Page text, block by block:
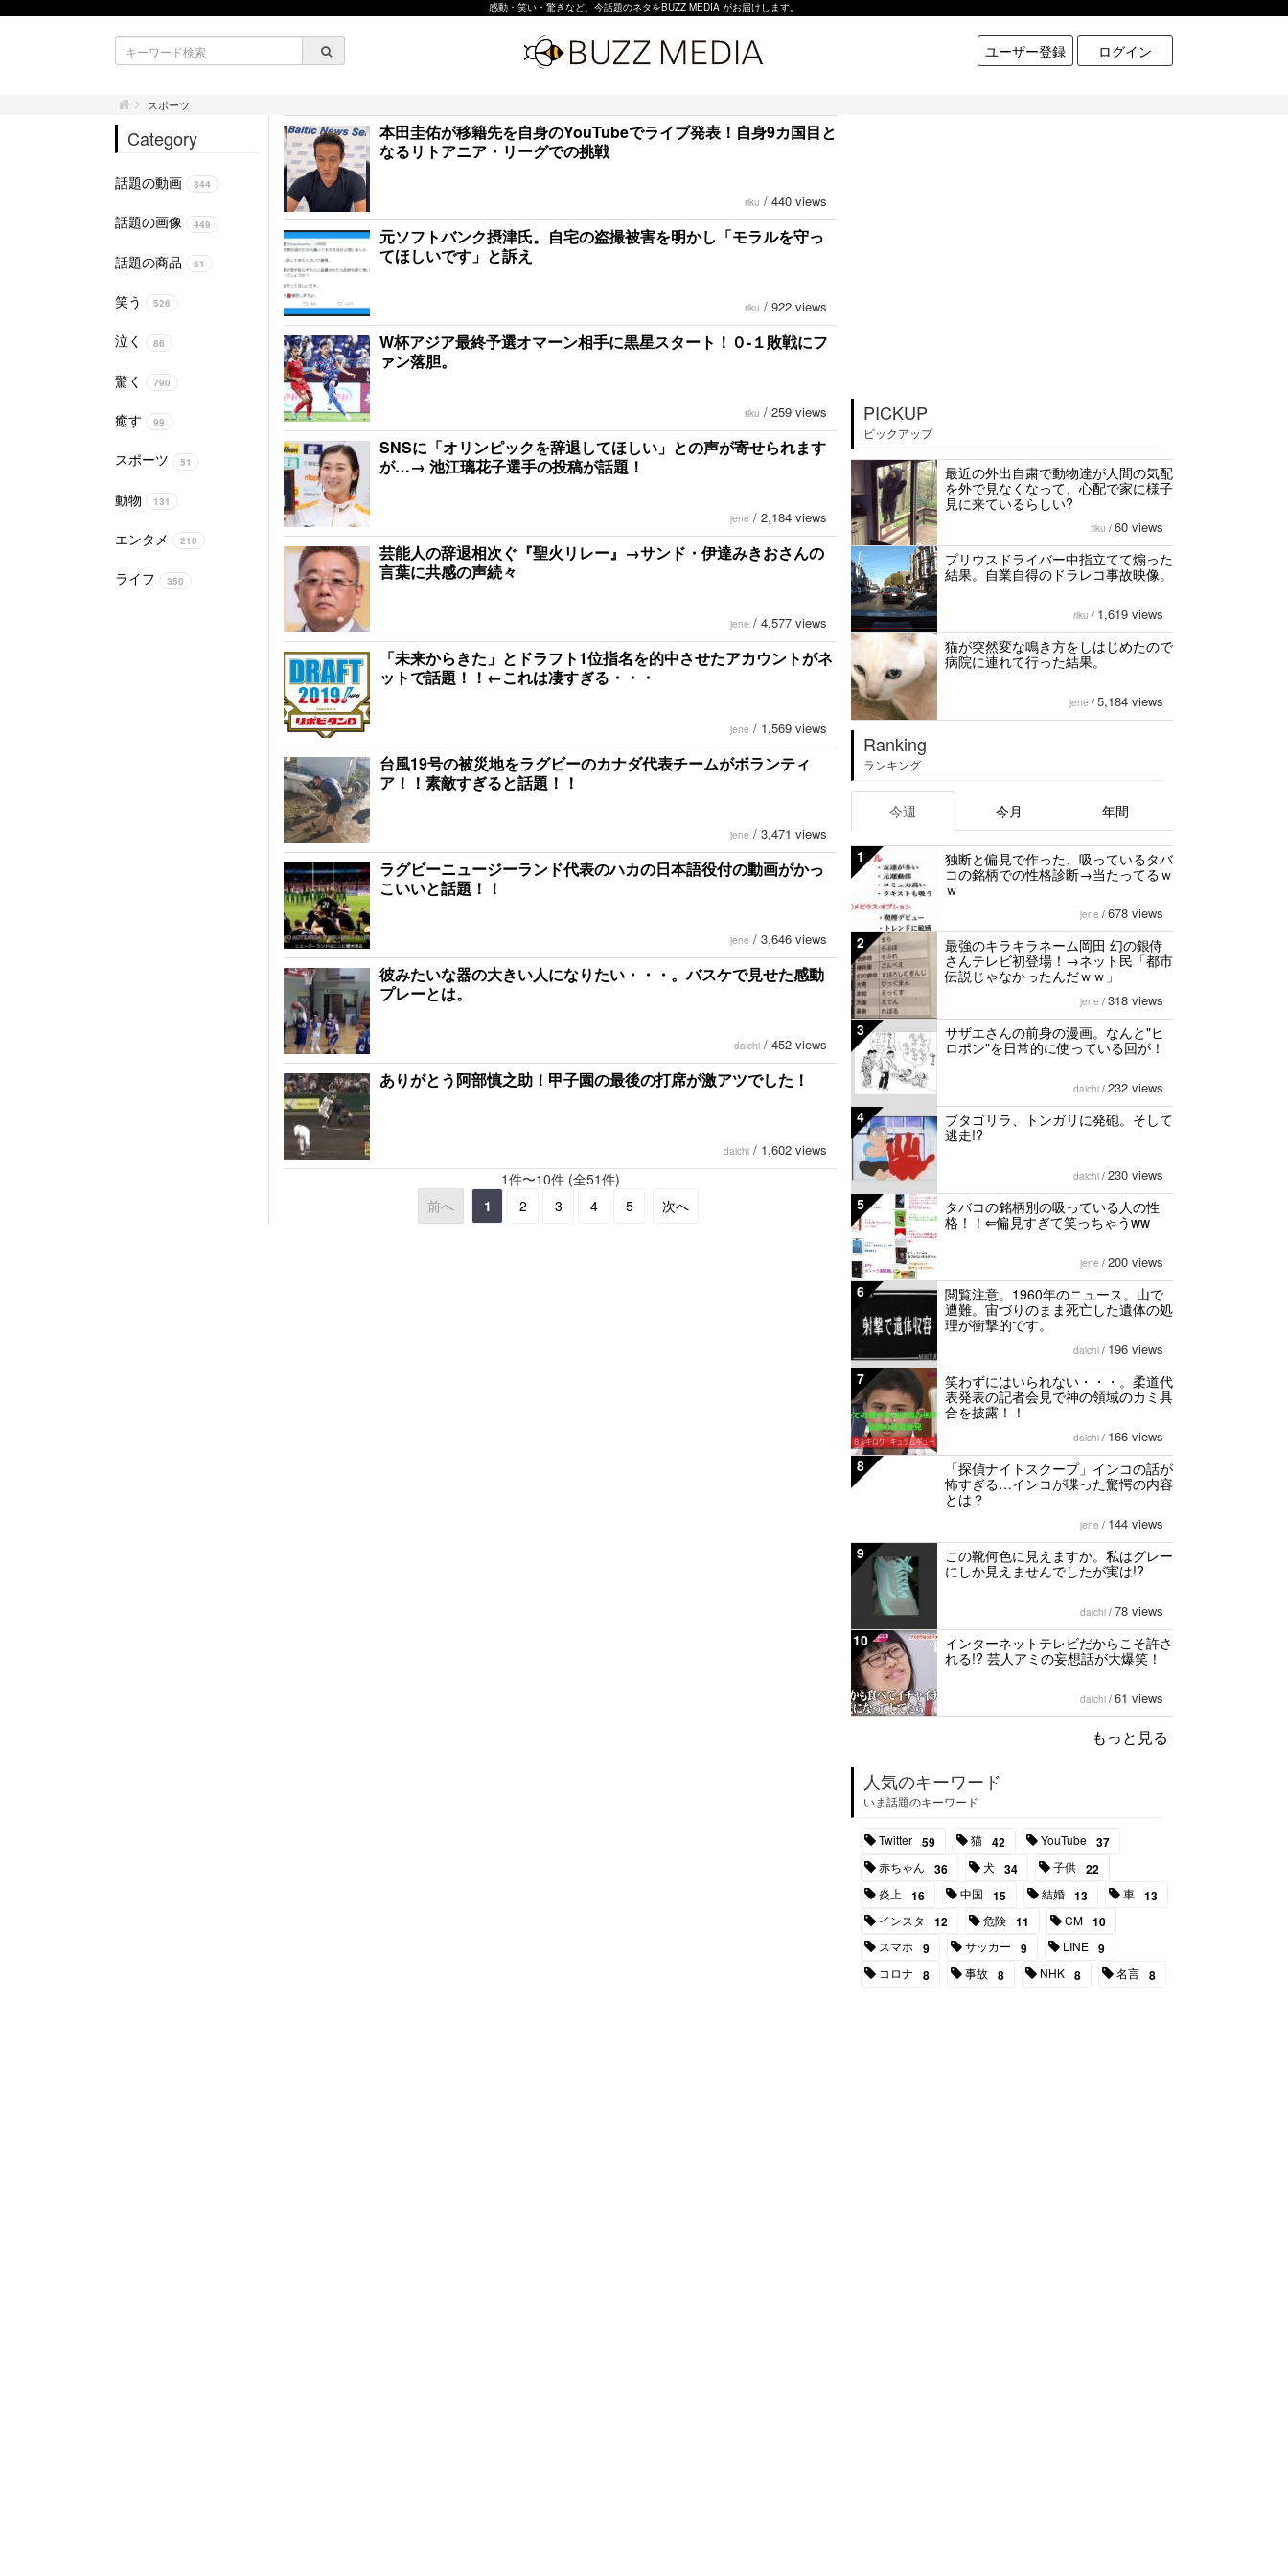
感動・笑い・驚きなど、今話題のネタをBUZZ MEDIA がお届けします。
ユーザー登録 ログイン
スポーツ
Category
話題の動画 344
話題の画像 449
話題の商品 61
笑う 526
泣く 86
驚く 790
癒す 99
スポーツ 51
動物 131
エンタメ 210
ライフ 350
本田圭佑が移籍先を自身のYouTubeでライブ発表！自身9カ国目と
なるリトアニア・リーグでの挑戦
riku / 440 views
元ソフトバンク摂津氏。自宅の盗撮被害を明かし「モラルを守っ
てほしいです」と訴え
riku / 922 views
W杯アジア最終予選オマーン相手に黒星スタート！０-１敗戦にフ
ァン落胆。
riku / 259 views
SNSに「オリンピックを辞退してほしい」との声が寄せられます
が…→ 池江璃花子選手の投稿が話題！
jene / 2,184 views
芸能人の辞退相次ぐ『聖火リレー』→サンド・伊達みきおさんの
言葉に共感の声続々
jene / 4,577 views
「未来からきた」とドラフト1位指名を的中させたアカウントがネ
ットで話題！！←これは凄すぎる・・・
jene / 1,569 views
台風19号の被災地をラグビーのカナダ代表チームがボランティ
ア！！素敵すぎると話題！！
jene / 3,471 views
ラグビーニュージーランド代表のハカの日本語役付の動画がかっ
こいいと話題！！
jene / 3,646 views
彼みたいな器の大きい人になりたい・・・。バスケで見せた感動
プレーとは。
daichi / 452 views
ありがとう阿部慎之助！甲子園の最後の打席が激アツでした！
daichi / 1,602 views
1件〜10件 (全51件)
前へ
1 2 3 4 5 次へ
PICKUP
ピックアップ
最近の外出自粛で動物達が人間の気配
を外で見なくなって、心配で家に様子
見に来ているらしい?
riku / 60 views
プリウスドライバー中指立てて煽った
結果。自業自得のドラレコ事故映像。
riku / 1,619 views
猫が突然変な鳴き方をしはじめたので
病院に連れて行った結果。
jene / 5,184 views
Ranking
ランキング
今週 今月 年間
1
独断と偏見で作った、吸っているタバ
コの銘柄での性格診断→当たってるｗ
ｗ
jene / 678 views
2
最強のキラキラネーム岡田 幻の銀侍
さんテレビ初登場！→ネット民「都市
伝説じゃなかったんだｗｗ」
jene / 318 views
3
サザエさんの前身の漫画。なんと"ヒ
ロポン"を日常的に使っている回が！
daichi / 232 views
4
ブタゴリラ、トンガリに発砲。そして
逃走!?
daichi / 230 views
5
タバコの銘柄別の吸っている人の性
格！！⇐偏見すぎて笑っちゃうww
jene / 200 views
6
閲覧注意。1960年のニュース。山で
遭難。宙づりのまま死亡した遺体の処
理が衝撃的です。
daichi / 196 views
7
笑わずにはいられない・・・。柔道代
表発表の記者会見で神の領域のカミ具
合を披露！！
daichi / 166 views
8
「探偵ナイトスクープ」インコの話が
怖すぎる…インコが喋った驚愕の内容
とは？
jene / 144 views
9
この靴何色に見えますか。私はグレー
にしか見えませんでしたが実は!?
daichi / 78 views
10
インターネットテレビだからこそ許さ
れる!? 芸人アミの妄想話が大爆笑！
daichi / 61 views
もっと見る
人気のキーワード
いま話題のキーワード
Twitter 59 猫 42 YouTube 37
赤ちゃん 36 犬 34 子供 22
炎上 16 中国 15 結婚 13 車 13
インスタ 12 危険 11 CM 10
スマホ 9 サッカー 9 LINE 9
コロナ 8 事故 8 NHK 8 名言 8